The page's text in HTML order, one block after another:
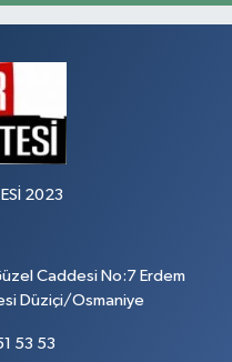
2023
Caddesi No:7 Erdem
Düziçi/Osmaniye
53 53